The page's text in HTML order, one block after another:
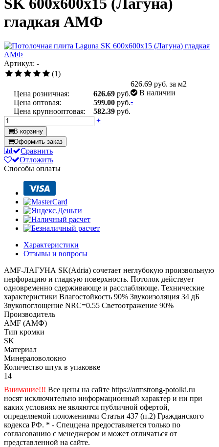
SK 600x600x15 (Лагуна)
гладкая АМФ
Артикул: -
(1)
Цена розничная: 626.69 руб.
Цена оптовая:
599.00 руб.
Цена крупнооптовая:
582.39 руб.
626.69 руб. за м2
В наличии
-
+
В корзину
Оформить заказ
Сравнить
Отложить
Способы оплаты
Характеристики
Отзывы и вопросы
AMF-ЛАГУНА SK(Adria) сочетает неглубокую произвольную
перфорацию и гладкую поверхность. Потолок действует
одновременно сдерживающе и расслабляюще. Технические
характеристики Влагостойкость 90% Звукоизоляция 34 дБ
Звукопоглощение NRC=0.55 Светоотражение 90%
Производитель
AMF (АМФ)
Тип кромки
SK
Материал
Минераловолокно
Количество штук в упаковке
14
Внимание!!! Все цены на сайте https://armstrong-potolki.ru
носят исключительно информационный характер и ни при
каких условиях не являются публичной офертой,
определяемой положениями Статьи 437 (п.2) Гражданского
кодекса РФ. * - Спеццена предоставляется только по
согласованию с менеджером и может отличаться от
представленной на сайте.